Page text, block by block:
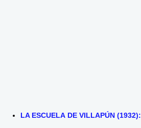
LA ESCUELA DE VILLAPÚN (1932):